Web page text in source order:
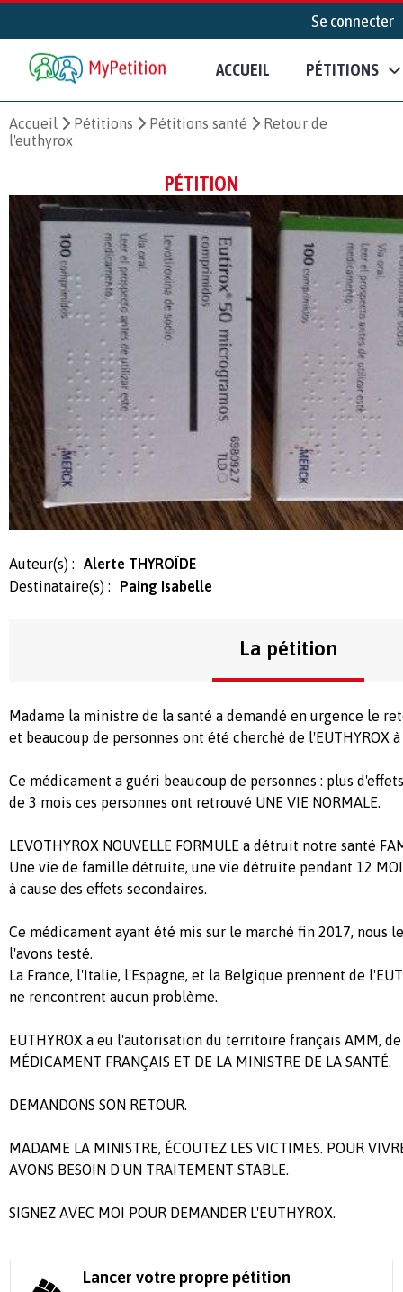
Se connecter
ACCUEIL PÉTITIONS
Accueil Pétitions Pétitions santé
Retour de
l'euthyrox
PÉTITION
Auteur(s) :
Alerte THYROÏDE
Destinataire(s) :
Paing Isabelle
La pétition
Madame la ministre de la santé a demandé en urgence le
et beaucoup de personnes ont été cherché de l'EUTHYROX
Ce médicament a guéri beaucoup de personnes : plus
de 3 mois ces personnes ont retrouvé UNE VIE NORMALE.
LEVOTHYROX NOUVELLE FORMULE a détruit notre santé
Une vie de famille détruite, une vie détruite pendant 12
à cause des effets secondaires.
Ce médicament ayant été mis sur le marché fin 2017, nous
l'avons testé.
La France, l'Italie, l'Espagne, et la Belgique prennent de
ne rencontrent aucun problème.
EUTHYROX a eu l'autorisation du territoire français AMM, de
MÉDICAMENT FRANÇAIS ET DE LA MINISTRE DE LA SANTÉ.
DEMANDONS SON RETOUR.
MADAME LA MINISTRE, ÉCOUTEZ LES VICTIMES. POUR
AVONS BESOIN D'UN TRAITEMENT STABLE.
SIGNEZ AVEC MOI POUR DEMANDER L'EUTHYROX.
Lancer votre propre pétition